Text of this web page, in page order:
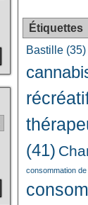
Étiquettes
Bastille (35)
(41)
consommation